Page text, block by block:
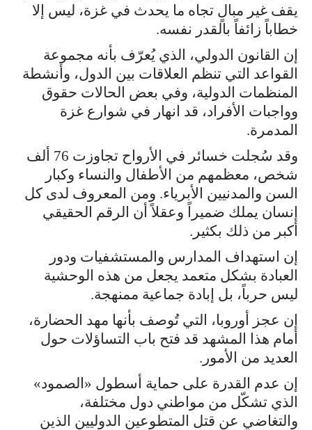
يقف غير مبالٍ تجاه ما يحدث في غزة، ليس إلا
خطاباً زائفاً بالقدر نفسه.
إن القانون الدولي، الذي يُعرّف بأنه مجموعة
القواعد التي تنظم العلاقات بين الدول، وأنشطة
المنظمات الدولية، وفي بعض الحالات حقوق
وواجبات الأفراد، قد انهار في شوارع غزة
المدمرة.
وقد سُجلت خسائر في الأرواح تجاوزت 76 ألف
شخص، معظمهم من الأطفال والنساء وكبار
السن والمدنيين الأبرياء. ومن المعروف لدى كل
إنسان يملك ضميراً وعقلاً أن الرقم الحقيقي
أكبر من ذلك بكثير.
إن استهداف المدارس والمستشفيات ودور
العبادة بشكل متعمد يجعل من هذه الوحشية
ليس حرباً، بل إبادة جماعية ممنهجة.
إن عجز أوروبا، التي تُوصف بأنها مهد الحضارة،
أمام هذا المشهد قد فتح باب التساؤلات حول
العديد من الأمور.
إن عدم القدرة على حماية أسطول «الصمود»
الذي تشكّل من مواطني دول مختلفة،
والتغاضي عن قتل المتطوعين الدوليين الذين